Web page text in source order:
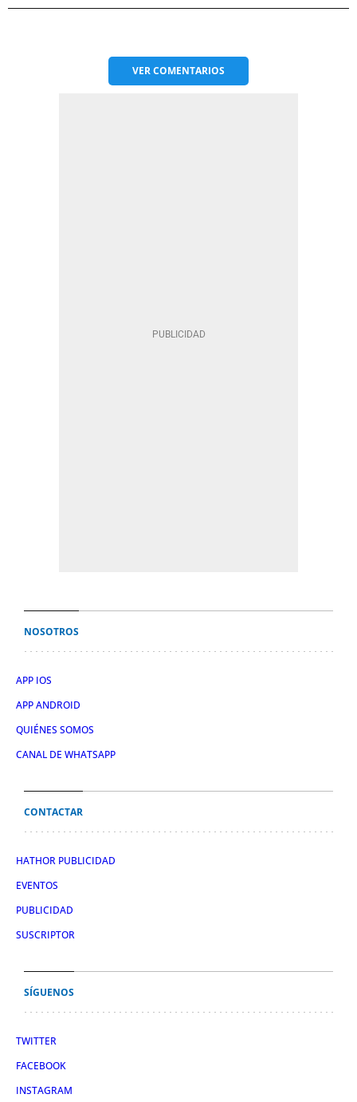
VERCOMENTARIOS
NOSOTROS
APP IOS
APP ANDROID
QUIÉNES SOMOS
CANAL DE WHATSAPP
CONTACTAR
HATHOR PUBLICIDAD
EVENTOS
PUBLICIDAD
SUSCRIPTOR
SÍGUENOS
TWITTER
FACEBOOK
INSTAGRAM